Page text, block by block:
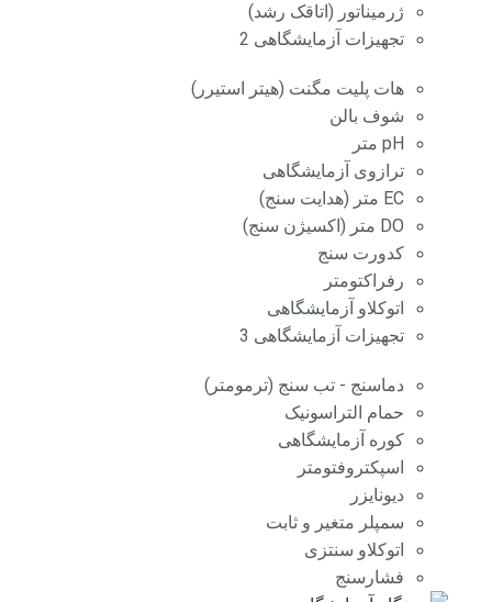
ژرمیناتور (اتاقک رشد)
تجهیزات آزمایشگاهی 2
هات پلیت مگنت (هیتر استیرر)
شوف بالن
pH متر
ترازوی آزمایشگاهی
EC متر (هدایت سنج)
DO متر (اکسیژن سنج)
کدورت سنج
رفراکتومتر
اتوکلاو آزمایشگاهی
تجهیزات آزمایشگاهی 3
دماسنج - تب سنج (ترمومتر)
حمام التراسونیک
کوره آزمایشگاهی
اسپکتروفتومتر
دیونایزر
سمپلر متغیر و ثابت
اتوکلاو سنتزی
فشارسنج